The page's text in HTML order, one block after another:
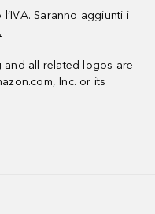
Saranno aggiunti i
and all related logos are
Inc. or its